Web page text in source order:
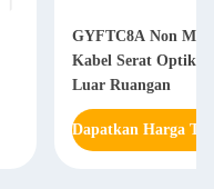
GYFTC8A Non
Kabel Serat Optik
Luar Ruangan
Dapatkan Harga